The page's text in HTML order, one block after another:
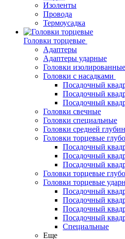
Изоленты
Провода
Термоусадка
Головки торцевые
Адаптеры
Адаптеры ударные
Головки изолированные
Головки с насадками
Посадочный
Посадочный
Посадочный
Головки свечные
Головки специальные
Головки средней
Головки торцевые
Посадочный
Посадочный
Посадочный
Головки торцевые
Головки торцевые
Посадочный
Посадочный
Посадочный
Посадочный
Специальные
Еще